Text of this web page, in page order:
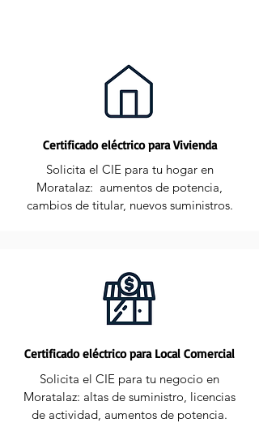
Certificado eléctrico para Vivienda
Solicita el CIE para tu hogar en
Moratalaz: aumentos de potencia,
cambios de titular, nuevos suministros.
Certificado eléctrico para Local Comercial
Solicita el CIE para tu negocio en
Moratalaz: altas de suministro, licencias
de actividad, aumentos de potencia.